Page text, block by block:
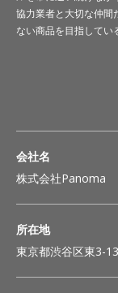
協力業者と大切な仲間
ない商品を目指してい
会社名
株式会社Panoma
所在地
東京都渋谷区東3-